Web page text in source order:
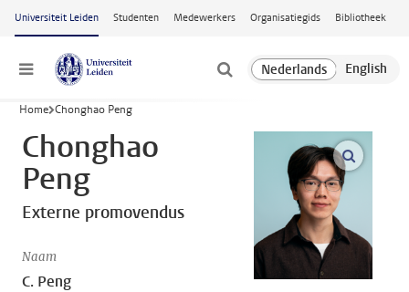
Ga naar hoofdinhoud
Universiteit Leiden Studenten Medewerkers Organisatiegids Bibliotheek
Menu
Home Chonghao Peng
Chonghao
Peng
Externe promovendus
Naam
C. Peng
open